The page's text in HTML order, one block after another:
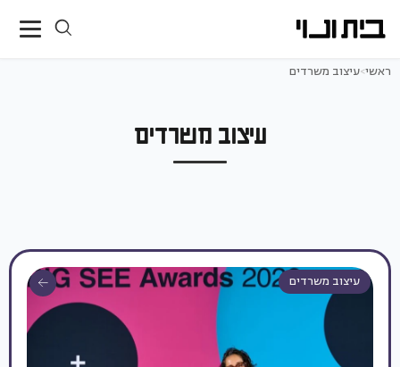
ראשי>עיצוב משרדים
עיצוב משרדים
עיצוב משרדים